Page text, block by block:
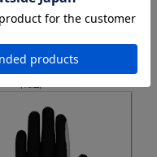
イアンツ
イアンツ パターカバー
＆マレット用